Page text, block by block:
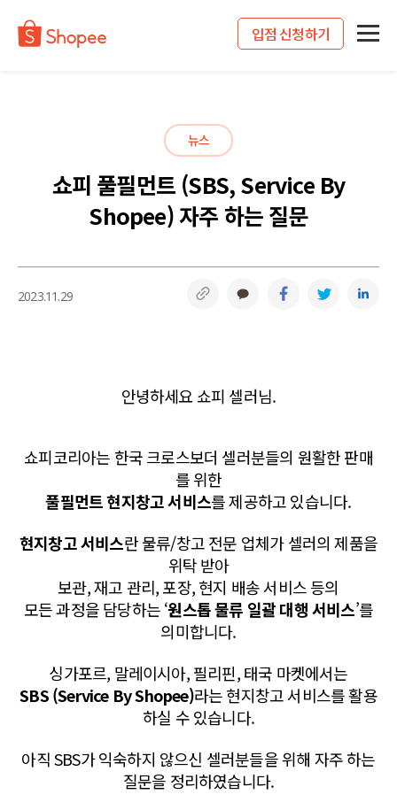
입점 신청하기
뉴스
쇼피 풀필먼트 (SBS, Service By
Shopee) 자주 하는 질문
2023.11.29 링크복사 카카오톡 페이스북 트위터
안녕하세요 쇼피 셀러님.
쇼피코리아는 한국 크로스보더 셀러분들의 원활한 판매
를 위한
풀필먼트 현지창고 서비스를 제공하고 있습니다.
현지창고 서비스란 물류/창고 전문 업체가 셀러의 제품을
위탁 받아
보관, 재고 관리, 포장, 현지 배송 서비스 등의
모든 과정을 담당하는 ‘원스톱물류 일괄 대행 서비스’를
의미합니다.
싱가포르, 말레이시아, 필리핀, 태국 마켓에서는
SBS (Service By Shopee)라는 현지창고 서비스를 활용
하실 수 있습니다.
아직 SBS가 익숙하지 않으신 셀러분들을 위해 자주 하는
질문을 정리하였습니다.